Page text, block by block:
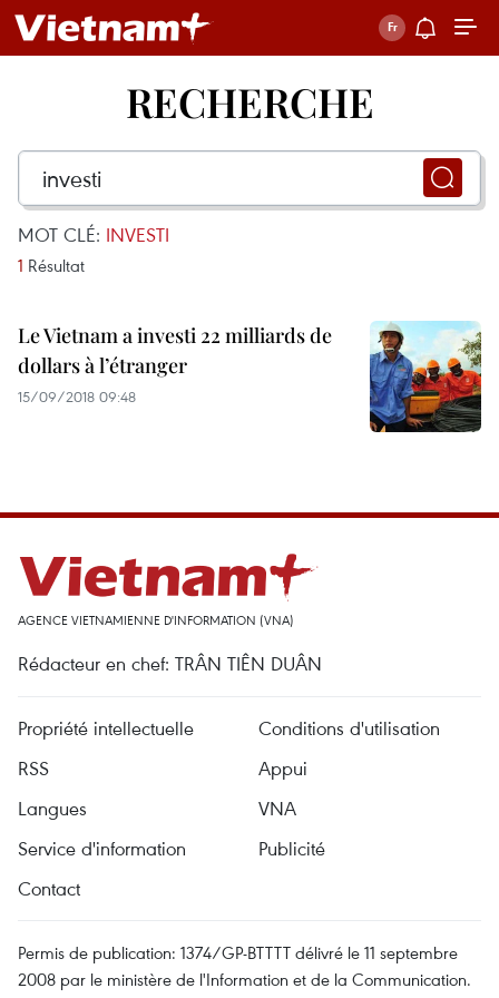
RECHERCHE
MOT CLÉ: INVESTI
1 Résultat
Le Vietnam a investi 22 milliards de
dollars à l’étranger
15/09/2018 09:48
AGENCE VIETNAMIENNE D'INFORMATION (VNA)
Rédacteur en chef: TRÂN TIÊN DUÂN
Propriété intellectuelle
Conditions d'utilisation
RSS
Appui
Langues
VNA
Service d'information
Publicité
Contact
Permis de publication: 1374/GP-BTTTT délivré le 11 septembre
2008 par le ministère de l'Information et de la Communication.